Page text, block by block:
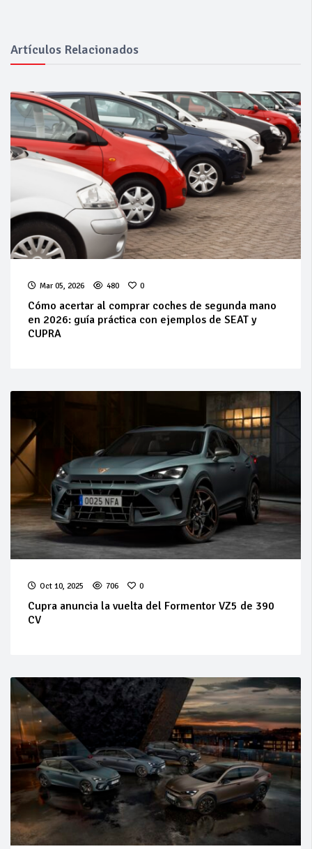
Artículos Relacionados
Mar 05, 2026 480 0
Cómo acertar al comprar coches de segunda mano
en 2026: guía práctica con ejemplos de SEAT y
CUPRA
Oct 10, 2025 706 0
Cupra anuncia la vuelta del Formentor VZ5 de 390
CV